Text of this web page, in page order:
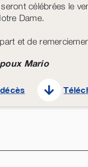
célébrées le
Dame.
et de
Mario